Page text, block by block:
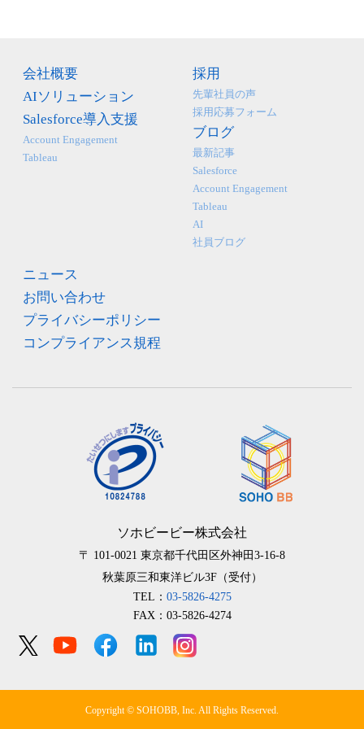
会社概要
AIソリューション
Salesforce導入支援
Account Engagement
Tableau
採用
先輩社員の声
採用応募フォーム
ブログ
最新記事
Salesforce
Account Engagement
Tableau
AI
社員ブログ
ニュース
お問い合わせ
プライバシーポリシー
コンプライアンス規程
ソホビービー株式会社
〒 101-0021 東京都千代田区外神田3-16-8
秋葉原三和東洋ビル3F（受付）
TEL： 03-5826-4275
FAX：03-5826-4274
Copyright © SOHOBB, Inc. All Rights Reserved.